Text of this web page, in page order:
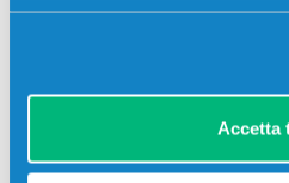
Accetta
Toner compatibile